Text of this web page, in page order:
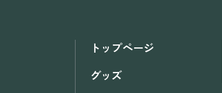
トップページ
グッズ